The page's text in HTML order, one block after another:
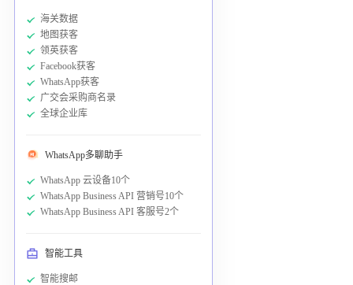
海关数据
地图获客
领英获客
Facebook获客
WhatsApp获客
广交会采购商名录
全球企业库
WhatsApp多聊助手
WhatsApp 云设备10个
WhatsApp Business API 营销号10个
WhatsApp Business API 客服号2个
智能工具
智能搜邮